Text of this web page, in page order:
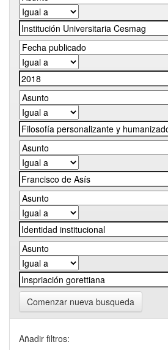
Comenzar nueva busqueda
Añadir filtros: